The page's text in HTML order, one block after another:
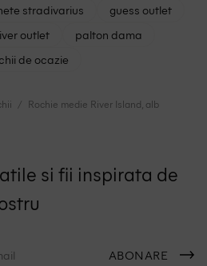
stradivarius
guess outlet
outlet
palton dama
de ocazie
Rochie medie River Island, alb
si fii inspirata de
ABONARE